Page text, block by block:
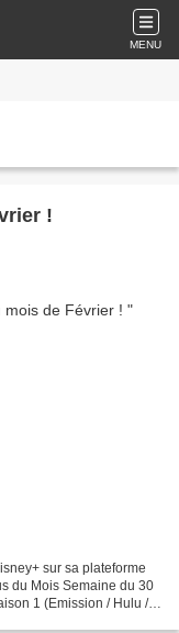
MENU
!
sur sa plateforme
du Mois Semaine du 30
1 (Emission / Hulu /